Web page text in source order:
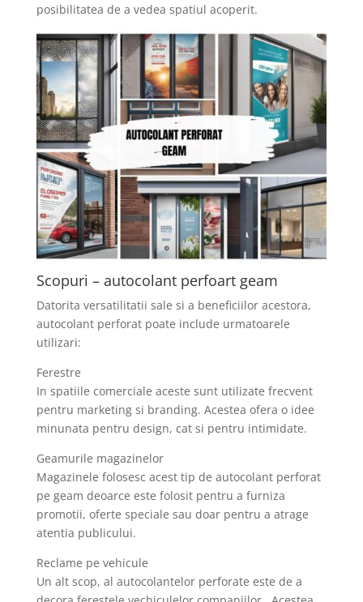
posibilitatea de a vedea spatiul acoperit.
Scopuri – autocolant perfoart geam
Datorita versatilitatii sale si a beneficiilor acestora,
autocolant perforat poate include urmatoarele
utilizari:
Ferestre
In spatiile comerciale aceste sunt utilizate frecvent
pentru marketing si branding. Acestea ofera o idee
minunata pentru design, cat si pentru intimidate.
Geamurile magazinelor
Magazinele folosesc acest tip de autocolant perforat
pe geam deoarce este folosit pentru a furniza
promotii, oferte speciale sau doar pentru a atrage
atentia publicului.
Reclame pe vehicule
Un alt scop, al autocolantelor perforate este de a